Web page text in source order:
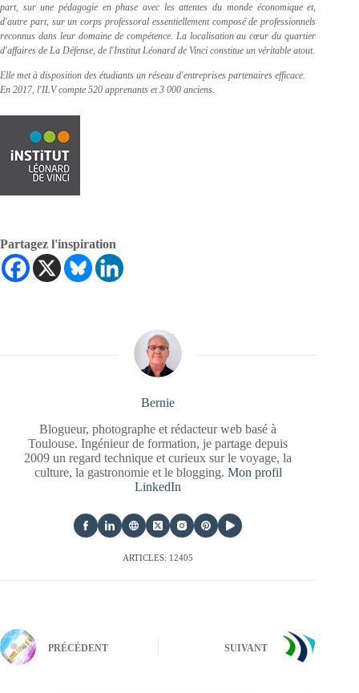
part, sur une pédagogie en phase avec les attentes du monde économique et,
d'autre part, sur un corps professoral essentiellement composé de professionnels
reconnus dans leur domaine de compétence. La localisation au cœur du quartier
d'affaires de La Défense, de l'Institut Léonard de Vinci constitue un véritable atout.
Elle met à disposition des étudiants un réseau d'entreprises partenaires efficace.
En 2017, l'ILV compte 520 apprenants et 3 000 anciens.
Partagez l'inspiration
Bernie
Blogueur, photographe et rédacteur web basé à
Toulouse. Ingénieur de formation, je partage depuis
2009 un regard technique et curieux sur le voyage, la
culture, la gastronomie et le blogging. Mon profil
LinkedIn
ARTICLES: 12405
PRÉCÉDENT SUIVANT